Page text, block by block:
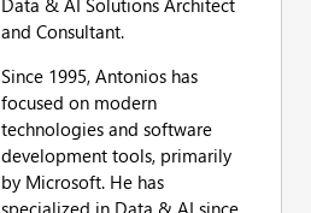
and Consultant.
Since 1995, Antonios has
focused on modern
technologies and software
development tools, primarily
by Microsoft. He has
specialized in Data & AI since